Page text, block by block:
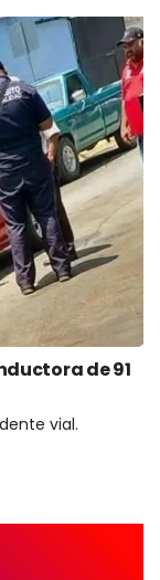
de 91
vial.